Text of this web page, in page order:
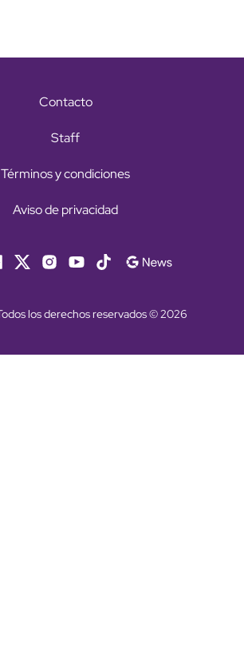
Contacto
Staff
Términos y condiciones
Aviso de privacidad
los derechos reservados © 2026